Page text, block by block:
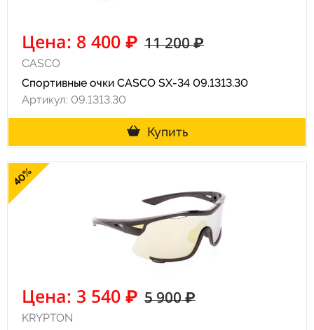
Цена: 8 400 ₽ 11 200 ₽
CASCO
Спортивные очки CASCO SX-34 09.1313.30
Артикул: 09.1313.30
Купить
40%
Цена: 3 540 ₽ 5 900 ₽
KRYPTON